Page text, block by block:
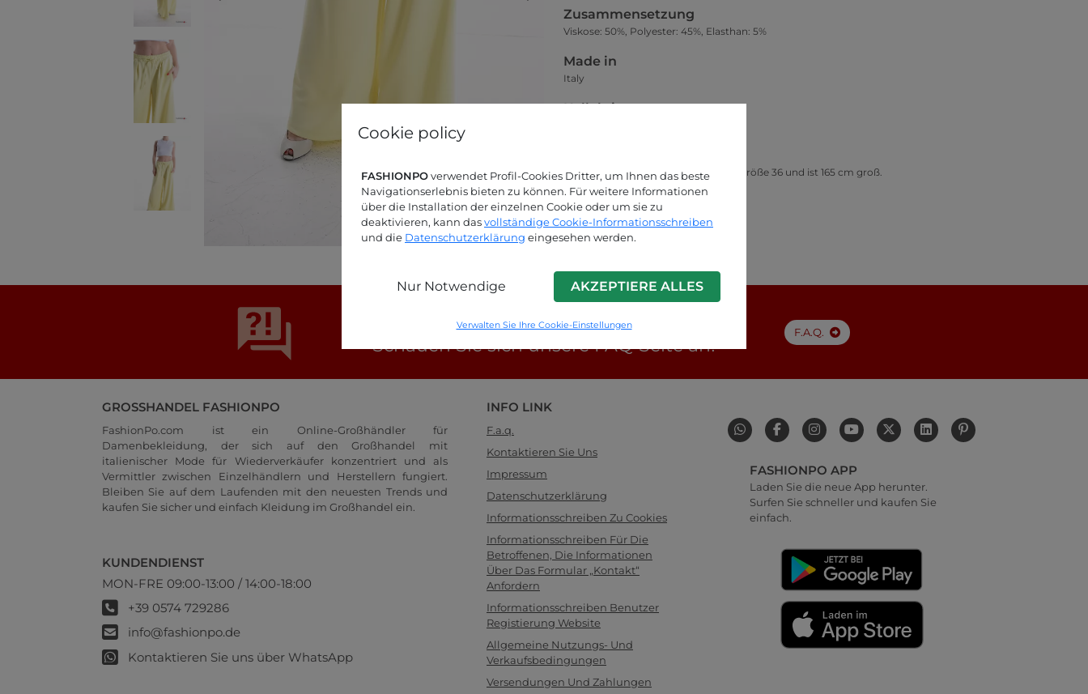
Cookie policy
FASHIONPOverwendet Profil-Cookies Dritter, um Ihnen das beste
Navigationserlebnis bieten zu können. Für weitere Informationen
über die Installation der einzelnen Cookie oder um sie zu
deaktivieren, kann dasvollständige Cookie-Informationsschreiben
und die Datenschutzerklärung eingesehen werden.
Nur Notwendige AKZEPTIERE ALLES
Verwalten Sie Ihre Cookie-Einstellungen
Zusammensetzung
Viskose: 50%, Polyester: 45%, Elasthan: 5%
Made in
Italy
Kollektion
Das Model auf dem Hauptfoto trägt Größe 36 und ist 165 cm groß.
Größentabelle
Suchen Sie nach Antworten?
Schauen Sie sich unsere FAQ-Seite an!
F.A.Q.
GROSSHANDEL FASHIONPO
FashionPo.com ist ein Online-Großhändler für
Damenbekleidung, der sich auf den Großhandel mit
italienischer Mode für Wiederverkäufer konzentriert und als
Vermittler zwischen Einzelhändlern und Herstellern fungiert.
Bleiben Sie auf dem Laufenden mit den neuesten Trends und
kaufen Sie sicher und einfach Kleidung im Großhandel ein.
KUNDENDIENST
MON-FRE 09:00-13:00 / 14:00-18:00
+39 0574 729286
info@fashionpo.de
Kontaktieren Sie uns über WhatsApp
INFO LINK
F.a.q.
Kontaktieren Sie Uns
Impressum
Datenschutzerklärung
Informationsschreiben Zu Cookies
Informationsschreiben Für Die
Betroffenen, Die Informationen
Über Das Formular „Kontakt“
Anfordern
Informationsschreiben Benutzer
Registierung Website
Allgemeine Nutzungs- Und
Verkaufsbedingungen
Versendungen Und Zahlungen
FASHIONPO APP
Laden Sie die neue App herunter.
Surfen Sie schneller und kaufen Sie
einfach.